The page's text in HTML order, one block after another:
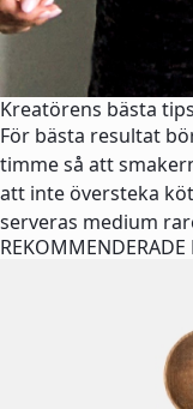
Kreatörens bästa
För bästa resultat
timme så att
att inte översteka
serveras medium
REKOMMENDERADE